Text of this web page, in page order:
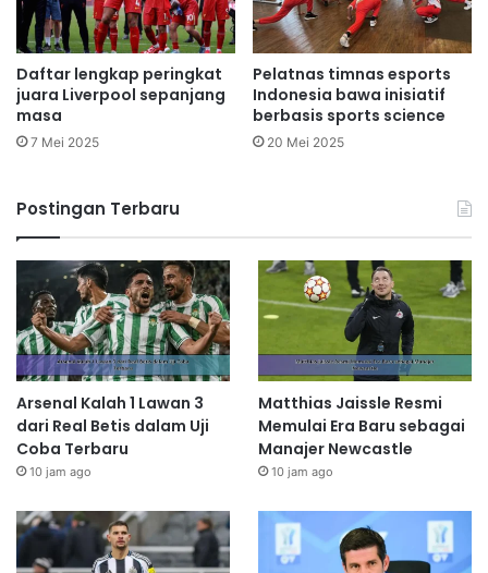
Daftar lengkap peringkat
juara Liverpool sepanjang
masa
7 Mei 2025
Pelatnas timnas esports
Indonesia bawa inisiatif
berbasis sports science
20 Mei 2025
Postingan Terbaru
Arsenal Kalah 1 Lawan 3
dari Real Betis dalam Uji
Coba Terbaru
10 jam ago
Matthias Jaissle Resmi
Memulai Era Baru sebagai
Manajer Newcastle
10 jam ago